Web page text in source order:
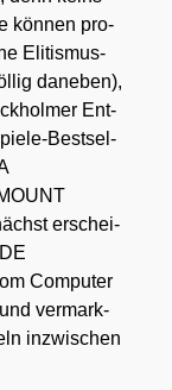
kön­nen pro­
Eli­tis­mus­
dane­ben),
Ent­
Best­sel­
erschei­
Com­pu­ter
ver­mark­
inzwi­schen